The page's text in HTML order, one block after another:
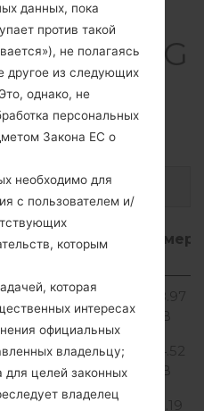
akaLG
Hub
телефонов LG
ОС Размер
ОС
Unknown
138.97
MiB
Unknown
134.52
MiB
135.19
данных, пока
против такой
не полагаясь
другое из следующих
однако, не
персональных
Закона ЕС о
необходимо для
с пользователем и/
которым
которая
интересах
официальных
владельцу;
для целей законных
владелец